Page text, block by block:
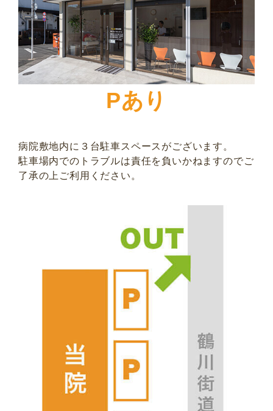
Pあり
病院敷地内に３台駐車スペースがございます。
駐車場内でのトラブルは責任を負いかねますのでご
了承の上ご利用ください。